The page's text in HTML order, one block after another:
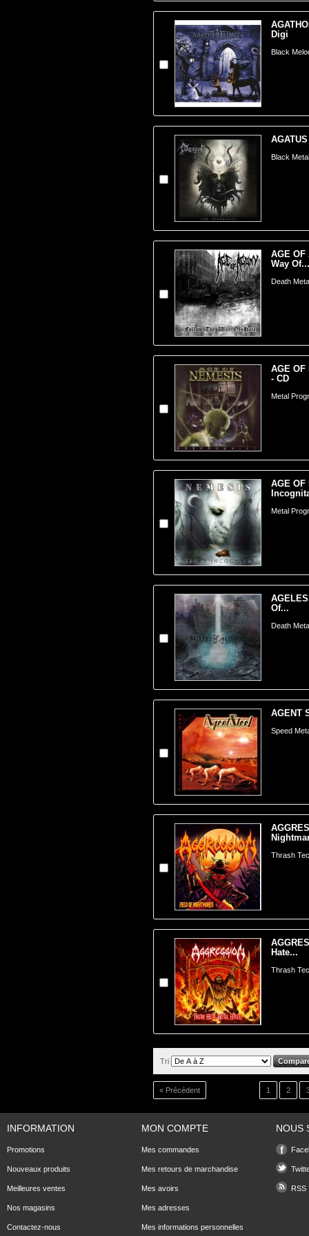
Digi
Black
Black
AGE OF
Way Of...
Death
AGE OF
- CD
Metal
AGE OF
Metal
Of...
Death
AGENT
Speed
Thrash
Hate...
Thrash
Tri
« Précédent 1 2
INFORMATION
Promotions
Nouveaux produits
Meilleures ventes
Nos magasins
Contactez-nous
MON COMPTE
Mes commandes
Mes retours de marchandise
Mes avoirs
Mes adresses
Mes informations personnelles
NOUS
RSS